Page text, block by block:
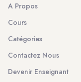
A Propos
Cours
Catégories
Contactez Nous
Devenir Enseignant